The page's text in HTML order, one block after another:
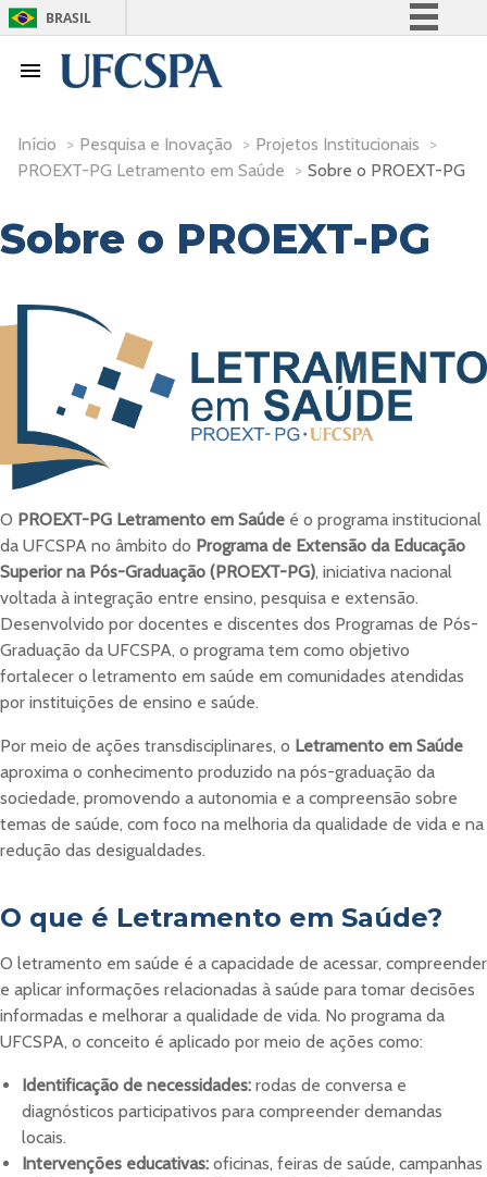
BRASIL
Acesso à informação
Canais
Início > Pesquisa e Inovação > Projetos Institucionais >
PROEXT-PG Letramento em Saúde > Sobre o PROEXT-PG
Sobre o PROEXT-PG
O PROEXT-PG Letramento em Saúde é o programa institucional
da UFCSPA no âmbito do Programa de Extensão da Educação
Superior na Pós-Graduação (PROEXT-PG), iniciativa nacional
voltada à integração entre ensino, pesquisa e extensão.
Desenvolvido por docentes e discentes dos Programas de Pós-
Graduação da UFCSPA, o programa tem como objetivo
fortalecer o letramento em saúde em comunidades atendidas
por instituições de ensino e saúde.
Por meio de ações transdisciplinares, o Letramento em Saúde
aproxima o conhecimento produzido na pós-graduação da
sociedade, promovendo a autonomia e a compreensão sobre
temas de saúde, com foco na melhoria da qualidade de vida e na
redução das desigualdades.
O que é Letramento em Saúde?
O letramento em saúde é a capacidade de acessar, compreender
e aplicar informações relacionadas à saúde para tomar decisões
informadas e melhorar a qualidade de vida. No programa da
UFCSPA, o conceito é aplicado por meio de ações como:
Identificação de necessidades: rodas de conversa e
diagnósticos participativos para compreender demandas
locais.
Intervenções educativas: oficinas, feiras de saúde, campanhas